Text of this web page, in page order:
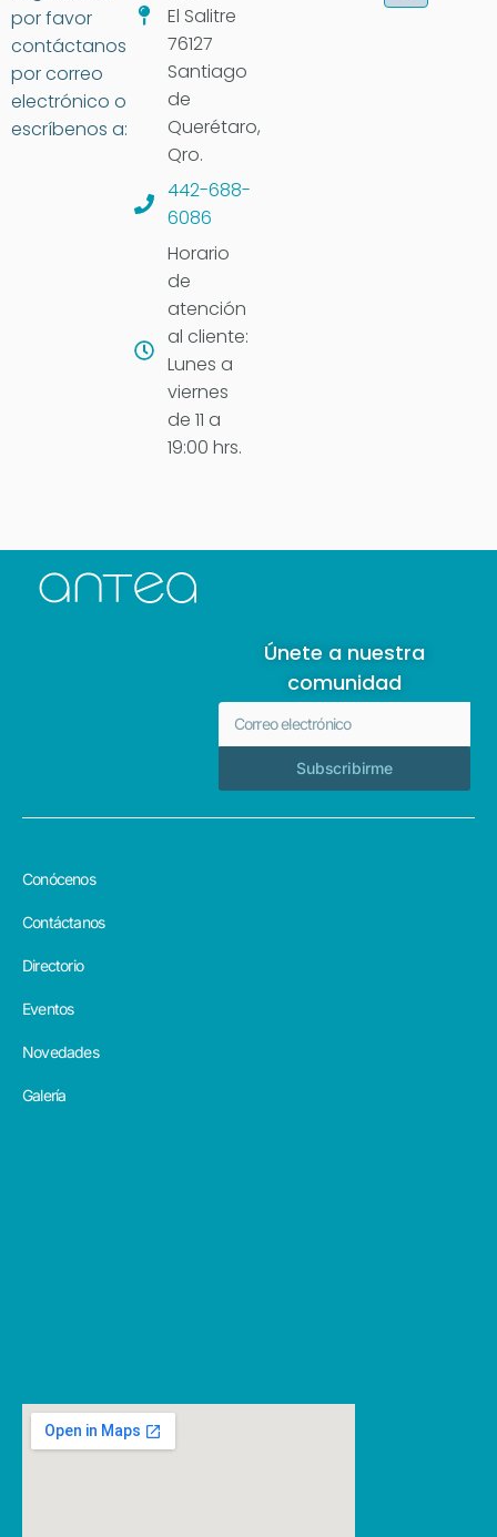
por favor
contáctanos
por correo
electrónico o
escríbenos a:
El Salitre
76127
Santiago
de
Querétaro,
Qro.
442-688-
6086
Horario
de
atención
al cliente:
Lunes a
viernes
de 11 a
19:00 hrs.
Únete a nuestra
comunidad
Subscribirme
Conócenos
Contáctanos
Directorio
Eventos
Novedades
Galería